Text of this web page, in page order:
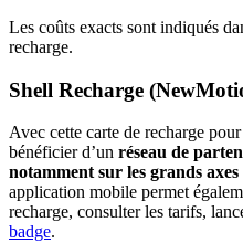
Les coûts exacts sont indiqués
recharge.
Shell Recharge
Avec cette carte de recharge
bénéficier d’un réseau de
notamment sur les grands
application mobile permet
recharge, consulter les tarifs,
badge.